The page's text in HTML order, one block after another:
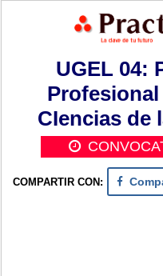
UGEL 04:
CIencias de
COMPARTIR CON: